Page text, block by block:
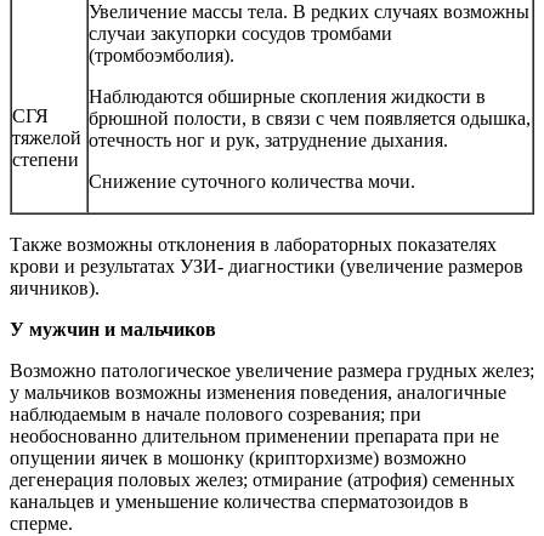
СГЯ
тяжелой
степени
Увеличение массы тела. В редких случаях возможны
случаи закупорки сосудов тромбами
(тромбоэмболия).
Наблюдаются обширные скопления жидкости в
брюшной полости, в связи с чем появляется одышка,
отечность ног и рук, затруднение дыхания.
Снижение суточного количества мочи.
Также возможны отклонения в лабораторных показателях
крови и результатах УЗИ- диагностики (увеличение размеров
яичников).
У мужчин и мальчиков
Возможно патологическое увеличение размера грудных желез;
у мальчиков возможны изменения поведения, аналогичные
наблюдаемым в начале полового созревания; при
необоснованно длительном применении препарата при не
опущении яичек в мошонку (крипторхизме) возможно
дегенерация половых желез; отмирание (атрофия) семенных
канальцев и уменьшение количества сперматозоидов в
сперме.